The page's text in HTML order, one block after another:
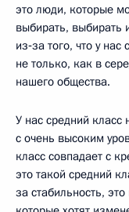
это люди, которые
выбирать, выбирать
из‑за того, что у
не только, как в
нашего общества.
У нас средний
с очень высоким
класс совпадает с
это такой средний
за стабильность,